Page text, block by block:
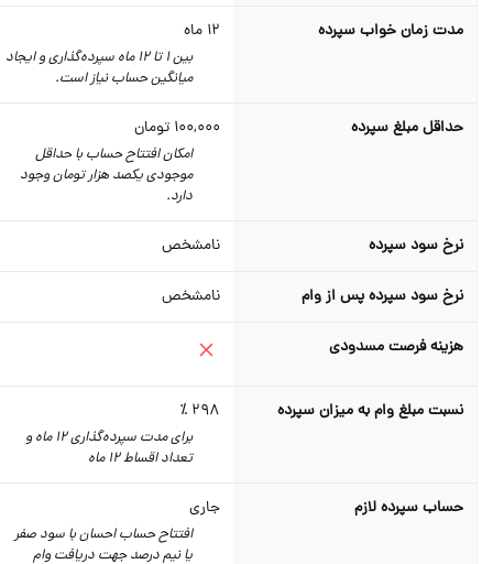
مدت زمان خواب سپرده ماه
بین 1 تا 12 ماه سپرده‌گذاری و ایجاد
میانگین حساب نیاز است.
حداقل مبلغ سپرده 100,000تومان
امکان افتتاح حساب با حداقل
موجودی یکصد هزار تومان وجود
نرخ سود سپرده نامشخص
نرخ سود سپرده پس از وام نامشخص
هزینه فرصت مسدودی
نسبت مبلغ وام به میزان سپرده 298 ٪
برای مدت سپرده‌گذاری 12 ماه و
تعداد اقساط 12 ماه
حساب سپرده لازم جاری
افتتاح حساب احسان با سود صفر
یا نیم درصد جهت دریافت وام